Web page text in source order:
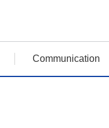
Communication